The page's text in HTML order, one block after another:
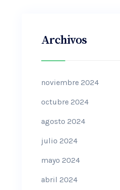
Archivos
noviembre 2024
octubre 2024
agosto 2024
julio 2024
mayo 2024
abril 2024